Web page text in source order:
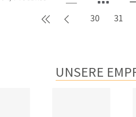
Erste Seite
Zurück
30 31
UNSERE